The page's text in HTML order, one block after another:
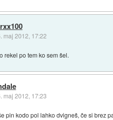
maj 2012, 17:22
rekel po tem ko sem šel.
maj 2012, 17:23
pin kodo pol lahko dvigneš, če si brez